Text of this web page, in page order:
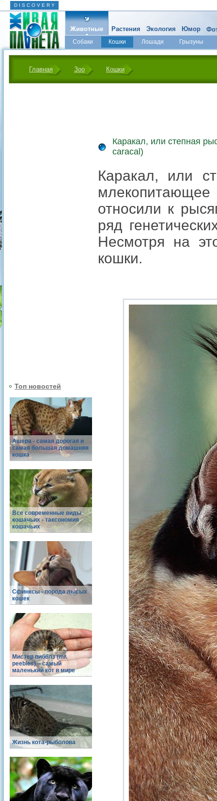
D I S C O V E R Y
Животные
Собаки Кошки Лошади
Грызуны
Микромир
Растения Экология Юмор
Главная Зоо Кошки
Топ новостей
Ашера - самая дорогая и
самая большая домашняя
кошка
Все современные виды
кошачьих - таксономия
кошачьих
Сфинксы - порода лысых
кошек
Мистер пибблз (mr.
peebles) – самый
маленький кот в мире
Жизнь кота-рыболова
Каракал, или степная
caracal)
Каракал, или
млекопитающее
относили к
ряд
Несмотря на
кошки.